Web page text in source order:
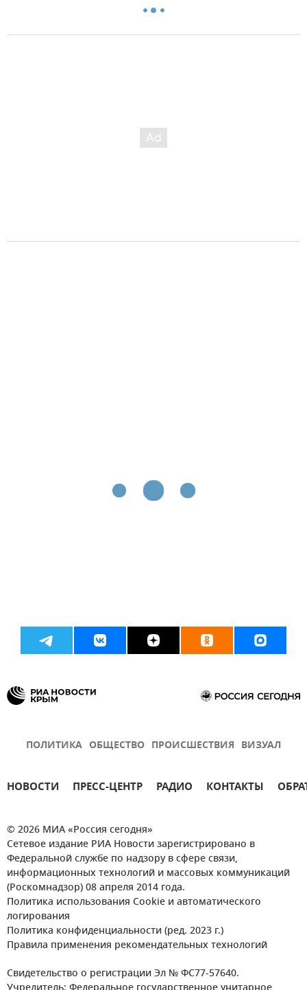
ПОЛИТИКА ОБЩЕСТВО ПРОИСШЕСТВИЯ ВИЗУАЛ
НОВОСТИ ПРЕСС-ЦЕНТР РАДИО КОНТАКТЫ
© 2026 МИА «Россия сегодня»
Сетевое издание РИА Новости зарегистрировано в
Федеральной службе по надзору в сфере связи,
информационных технологий и массовых коммуникаций
(Роскомнадзор) 08 апреля 2014 года.
Политика использования Cookie и автоматического
логирования
Политика конфиденциальности (ред. 2023 г.)
Правила применения рекомендательных технологий
Свидетельство о регистрации Эл № ФС77-57640.